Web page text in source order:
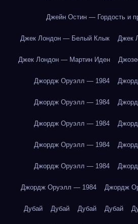
Джейн Остин — Гордость и
Джек Лондон — Белый Клык Джек
Джек Лондон — Мартин Иден
Джордж Оруэлл — 1984
Джордж Оруэлл — 1984
Джордж Оруэлл — 1984
Джордж Оруэлл — 1984
Джордж Оруэлл — 1984
Джордж Оруэлл — 1984 Джордж
Дубай Дубай Дубай Дубай